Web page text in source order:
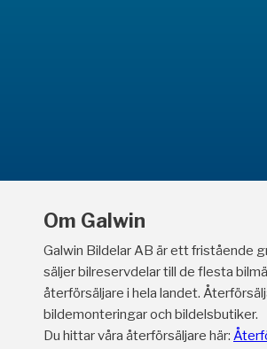
Om Galwin
Galwin Bildelar AB är ett fristående
säljer bilreservdelar till de flesta
återförsäljare i hela landet.
bildemonteringar och bildelsbutiker.
Du hittar våra återförsäljare här: